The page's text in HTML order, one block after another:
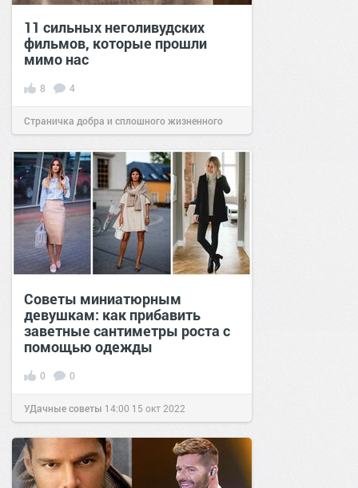
11 сильных неголивудских
фильмов, которые прошли
мимо нас
8 4
Страничка добра и сплошного жизненного
позитива!16:07 23 июл 2023
Советы миниатюрным
девушкам: как прибавить
заветные сантиметры роста с
помощью одежды
0 0
УДачные советы 14:00 15 окт 2022